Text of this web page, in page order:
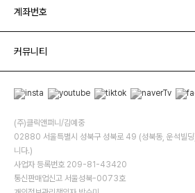
계좌번호
커뮤니티
(주)클릭앤퍼니/김예중
02880 서울특별시 성북구 성북로 49 (성북동, 운석빌
니다.)
사업자 등록번호 209-81-43420
통신판매업신고 서울성북-0073호